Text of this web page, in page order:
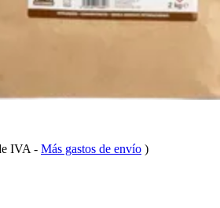
IVA - Más gastos de envío )